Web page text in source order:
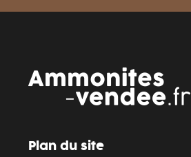
Plan du site